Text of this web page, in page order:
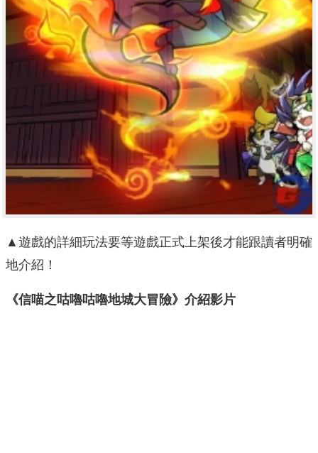
▲遊戲的詳細玩法要等遊戲正式上架後才能跟讀者明確
地介紹！
《信喵之咕嚕咕嚕地城大冒險》介紹影片